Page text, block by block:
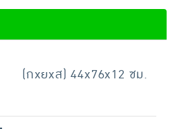
(กxยxส) 44x76x12 ซม.